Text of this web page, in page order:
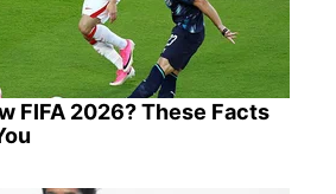
FIFA 2026? These Facts